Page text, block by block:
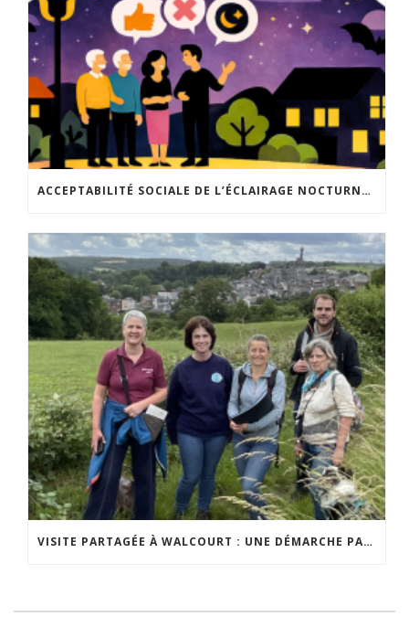
ACCEPTABILITÉ SOCIALE DE L’ÉCLAIRAGE NOCTURNE : LE REPLAY EST DISPONIBLE
VISITE PARTAGÉE À WALCOURT : UNE DÉMARCHE PARTICIPATIVE ANIMÉE PAR ESPACE ENVIRONNEMENT